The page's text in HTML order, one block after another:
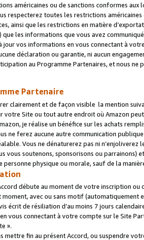
américaines ou de sanctions conformes
respecterez toutes les restrictions
ainsi que les restrictions en matière
les informations que vous avez
jour vos informations en vous connectant à
déclaration ou garantie, ni aucun
au Programme Partenaires, et nous
Partenaire
clairement et de façon visible la mention
votre Site ou tout autre endroit où Amazon
je réalise un bénéfice sur les achats
ne ferez aucune autre communication
Vous ne dénaturerez pas ni
vous soutenons, sponsorisons ou parrainons)
personne physique ou morale, sauf de la
débute au moment de votre inscription
avec ou sans motif (automatiquement
écrit de résiliation d’au moins 7 jours
vous connectant à votre compte sur le Site
».
mettre fin au présent Accord, ou suspendre